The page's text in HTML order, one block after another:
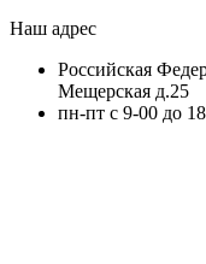
Наш адрес
Российская
Мещерская д.25
пн-пт с 9-00 до